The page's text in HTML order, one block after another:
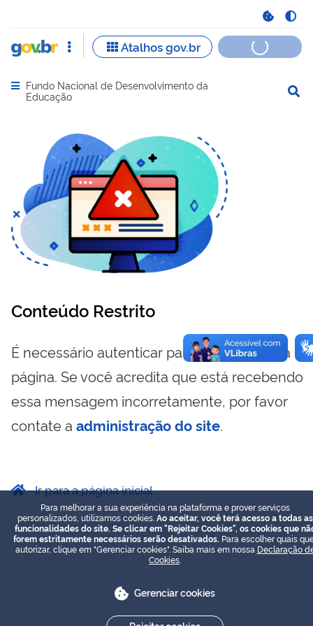
Abrir menu principal de navegação
Fundo Nacional de Desenvolvimento da
Educação
Conteúdo Restrito
É necessário autenticar para visualizar essa
página. Se você acredita que está recebendo
essa mensagem incorretamente, por favor
contate a administração do site.
Ir para a página inicial
Para melhorar a sua experiência na plataforma e prover serviços
personalizados, utilizamos cookies. Ao aceitar, você terá acesso a todas as
funcionalidades do site. Se clicar em "Rejeitar Cookies", os cookies que
forem estritamente necessários serão desativados. Para escolher quais
autorizar, clique em "Gerenciar cookies". Saiba mais em nossa Declaração
Cookies
Gerenciar cookies